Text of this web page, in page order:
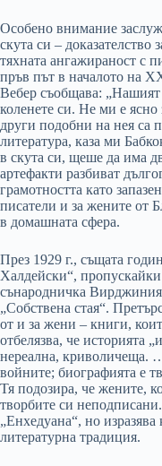
Особено внимание
скута си – доказателство
тяхната ангажираност с
пръв път в началото на
Вебер съобщава: „Нашият
коленете си. Не ми е ясно
други подобни на нея са
литература, каза ми
в скута си, щеше да има
артефакти разбиват
грамотността като
писатели и за жените от
в домашната сфера.
През 1929 г., същата
Халдейски“,
сънародничка
„Собствена стая“.
от и за жени – книги,
отбелязва, че историята
нереална, криволичеща.
войните; биографията е
Тя подозира, че жените,
творбите си
„Енхедуана“, но
литературна традиция.